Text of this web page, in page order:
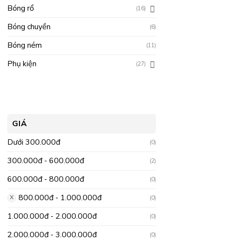
Bóng rổ (16)
Bóng chuyền (6)
Bóng ném (11)
Phụ kiện (27)
GIÁ
Dưới 300.000đ
(0)
300.000đ - 600.000đ (2)
600.000đ - 800.000đ (0)
800.000đ - 1.000.000đ (0)
1.000.000đ - 2.000.000đ (0)
2.000.000đ - 3.000.000đ (0)